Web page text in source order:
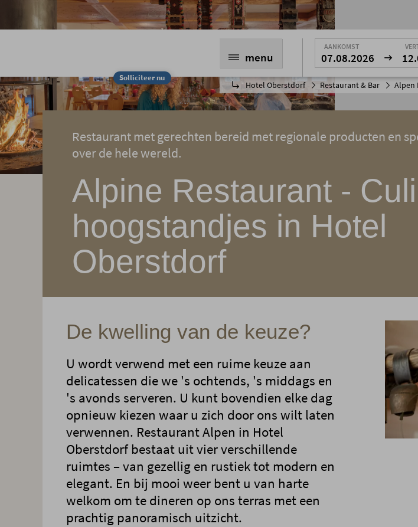
Solliciteer nu
menu
Hotel Oberstdorf Restaurant & Bar Alpen
AANKOMST
07.08.2026
Restaurant met gerechten bereid met regionale producten en
over de hele wereld.
Alpine Restaurant -
hoogstandjes in Hotel
Oberstdorf
De kwelling van de keuze?
U wordt verwend met een ruime keuze aan
delicatessen die we 's ochtends, 's middags en
's avonds serveren. U kunt bovendien elke dag
opnieuw kiezen waar u zich door ons wilt laten
verwennen. Restaurant Alpen in Hotel
Oberstdorf bestaat uit vier verschillende
ruimtes – van gezellig en rustiek tot modern en
elegant. En bij mooi weer bent u van harte
welkom om te dineren op ons terras met een
prachtig panoramisch uitzicht.